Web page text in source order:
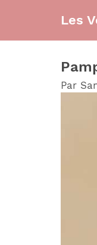
Les
Par